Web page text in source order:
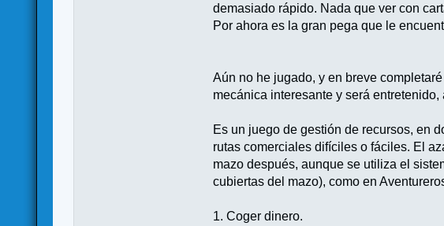
demasiado rápido. Nada que ver con
Por ahora es la gran pega que le
Aún no he jugado, y en breve
mecánica interesante y será
Es un juego de gestión de recursos, en
rutas comerciales difíciles o fáciles. El
mazo después, aunque se utiliza el
cubiertas del mazo), como en
1. Coger dinero.